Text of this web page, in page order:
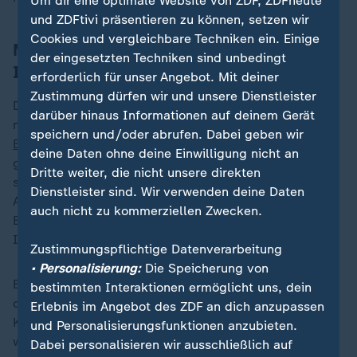
Maßnahmen gegen gewaltbereiten
Islamismus
Der mutmaßliche Täter von Solingen sei "islamistisch
motiviert" gewesen, sagte JustizministerMarco
Buschmann (FDP). Es müsse deshalb noch gezielter
gegen Islamismus vorgegangen werden. Vorgesehen
sind laut den drei Ministerien "Verbesserungen bei
Aufklärung und Abwehr von islamistischem
Extremismus". Zudem soll eine "Task Force
Islamismusprävention" eingesetzt werden.
Bundeskanzler Scholz hatte zuvor angekündigt, dass
die Regierung gemeinsam mit Ländern und der Union
Konsequenzen aus dem Anschlag in Solingen ziehen
wolle. Dabei waren am Freitag drei Menschen getötet
und ZDFtivi präsentieren zu können, setzen wir
Cookies und vergleichbare Techniken ein. Einige
der eingesetzten Techniken sind unbedingt
erforderlich für unser Angebot. Mit deiner
Zustimmung dürfen wir und unsere Dienstleister
darüber hinaus Informationen auf deinem Gerät
speichern und/oder abrufen. Dabei geben wir
deine Daten ohne deine Einwilligung nicht an
Dritte weiter, die nicht unsere direkten
Dienstleister sind. Wir verwenden deine Daten
auch nicht zu kommerziellen Zwecken.
Zustimmungspflichtige Datenverarbeitung
• Personalisierung:Die Speicherung von
bestimmten Interaktionen ermöglicht uns, dein
Erlebnis im Angebot des ZDF an dich anzupassen
und Personalisierungsfunktionen anzubieten.
Dabei personalisieren wir ausschließlich auf